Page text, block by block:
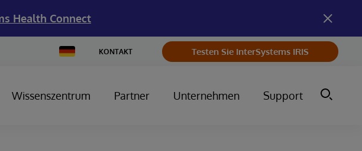
Health Connect
Change
Country
KONTAKT Testen Sie InterSystems IRIS
Wissenszentrum Partner Unternehmen Support